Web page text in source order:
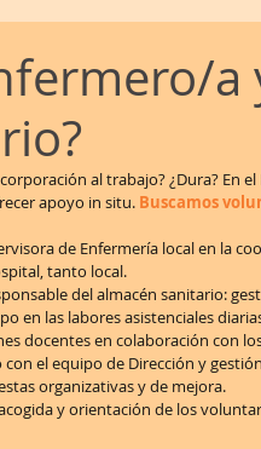
a
al trabajo? ¿Dura? En
apoyo in situ. Buscamos
de Enfermería local en la
tanto local.
del almacén sanitario:
en las labores asistenciales
docentes en colaboración con
el equipo de Dirección y
organizativas y de mejora.
y orientación de los